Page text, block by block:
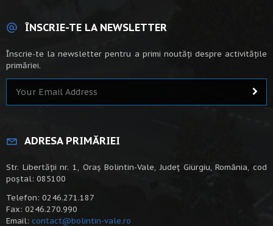
ÎNSCRIE-TE LA NEWSLETTER
Înscrie-te la newsletter pentru a primi noutăți despre activitățile
primăriei.
ADRESA PRIMĂRIEI
Str. Libertății nr. 1, Oraș Bolintin-Vale, Județ Giurgiu, România, cod
poștal: 085100
Telefon: 0246.271.187
Fax: 0246.270.990
Email: contact@bolintin-vale.ro